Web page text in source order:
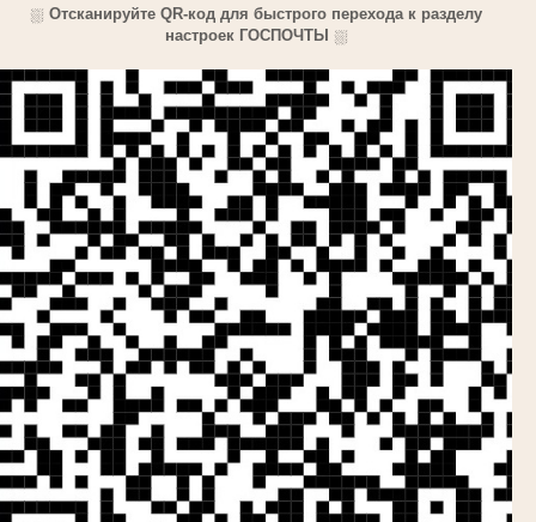
⛆ Отсканируйте QR-код для быстрого перехода к разделу
настроек ГОСПОЧТЫ
⛆